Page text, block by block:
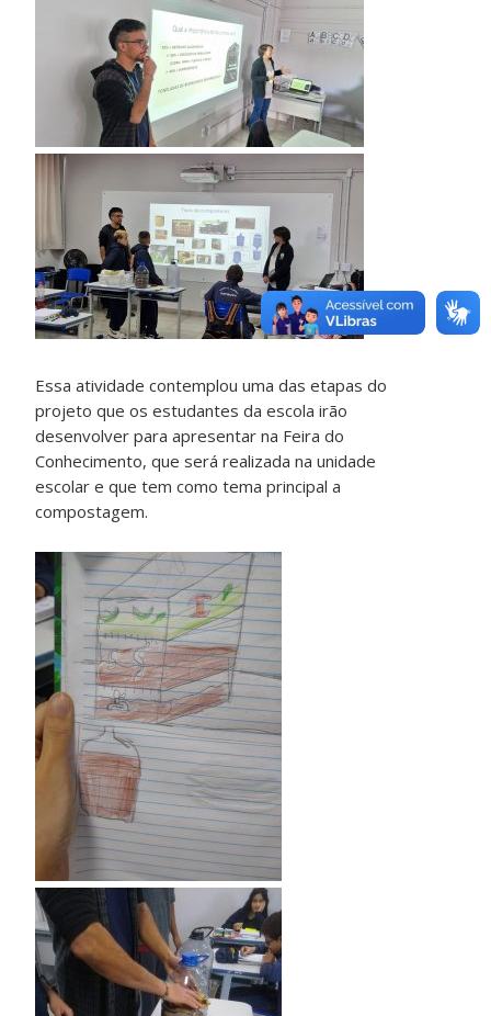
Essa atividade contemplou uma das etapas do
projeto que os estudantes da escola irão
desenvolver para apresentar na Feira do
Conhecimento, que será realizada na unidade
escolar e que tem como tema principal a
compostagem.